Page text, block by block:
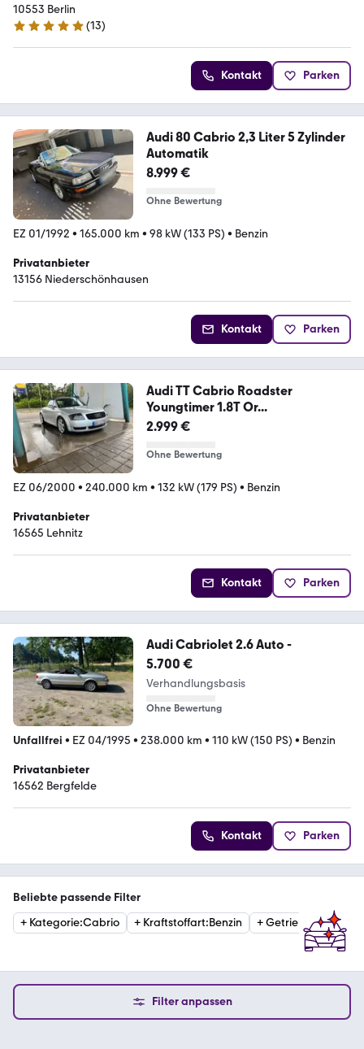
10553 Berlin
5 Sterne
(13)
Kontakt Parken
Audi 80 Cabrio 2,3 Liter 5 Zylinder
Automatik
8.999 €
Ohne Bewertung
EZ 01/1992 • 165.000 km • 98 kW (133 PS) • Benzin
Privatanbieter
13156 Niederschönhausen
Kontakt Parken
Audi TT Cabrio Roadster
Youngtimer 1.8T Or...
2.999 €
Ohne Bewertung
EZ 06/2000 • 240.000 km • 132 kW (179 PS) • Benzin
Privatanbieter
16565 Lehnitz
Kontakt Parken
Audi Cabriolet 2.6 Auto -
5.700 €
Verhandlungsbasis
Ohne Bewertung
Unfallfrei • EZ 04/1995 • 238.000 km • 110 kW (150 PS) • Benzin
Privatanbieter
16562 Bergfelde
Kontakt Parken
Beliebte passende Filter
+ Kategorie:Cabrio + Kraftstoffart:Benzin +Getriebe:
Filter anpassen